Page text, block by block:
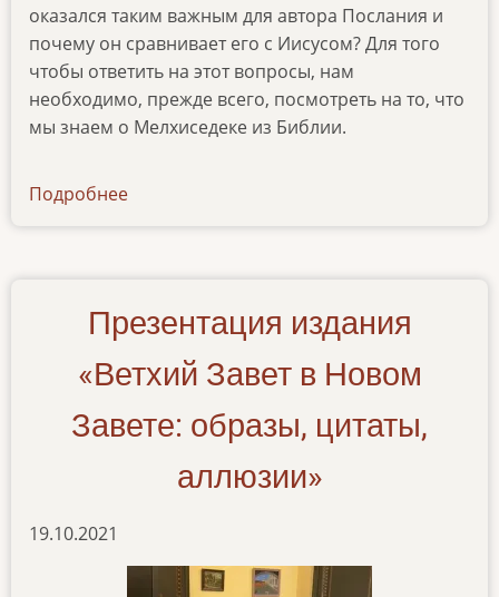
оказался таким важным для автора Послания и
почему он сравнивает его с Иисусом? Для того
чтобы ответить на этот вопросы, нам
необходимо, прежде всего, посмотреть на то, что
мы знаем о Мелхиседеке из Библии.
Подробнее
Презентация издания
«Ветхий Завет в Новом
Завете: образы, цитаты,
аллюзии»
19.10.2021